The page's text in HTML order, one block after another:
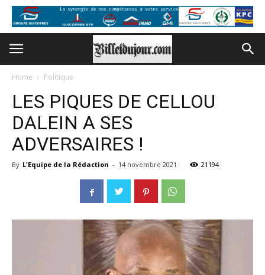
Home Politique
LES PIQUES DE CELLOU
DALEIN A SES
ADVERSAIRES !
By L'Equipe de la Rédaction - 14 novembre 2021 21194